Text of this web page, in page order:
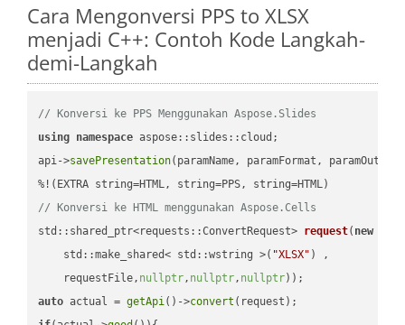
Cara Mengonversi PPS to XLSX
menjadi C++: Contoh Kode Langkah-
demi-Langkah
// Konversi ke PPS Menggunakan Aspose.Slides
using namespace aspose::slides::cloud;
api->savePresentation(paramName, paramFormat,
// Konversi ke HTML menggunakan Aspose.Cells
std::shared_ptr<requests::ConvertRequest> request( new
    std::make_shared< std::wstring >(
"XLSX" ) ,
    requestFile,
nullptr, nullptr, nullptr))
auto actual = getApi()->convert